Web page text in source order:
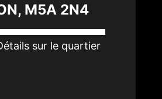
M5A 2N4
sur le quartier